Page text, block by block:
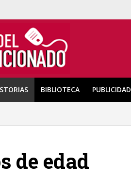
BIBLIOTECA PUBLICIDAD
de edad